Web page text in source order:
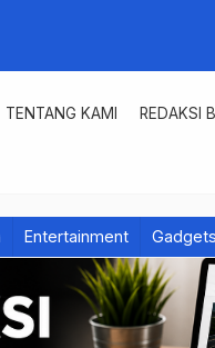
TENTANG KAMI REDAKSI
Entertainment Gadgets